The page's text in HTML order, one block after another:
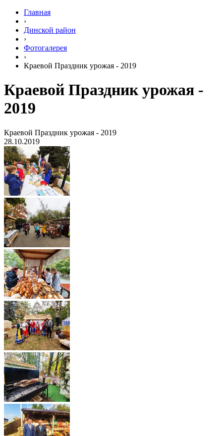
Главная
›
Динской район
›
Фотогалерея
›
Краевой Праздник урожая - 2019
Краевой Праздник урожая -
2019
Краевой Праздник урожая - 2019
28.10.2019